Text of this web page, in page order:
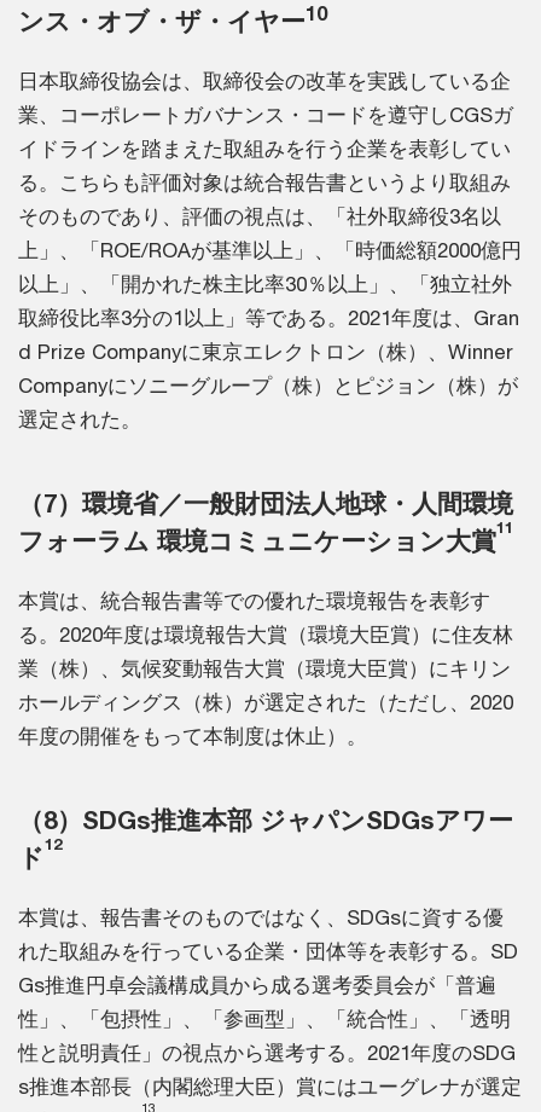
ンス・オブ・ザ・イヤー10
日本取締役協会は、取締役会の改革を実践している企
業、コーポレートガバナンス・コードを遵守しCGSガ
イドラインを踏まえた取組みを行う企業を表彰してい
る。こちらも評価対象は統合報告書というより取組み
そのものであり、評価の視点は、「社外取締役3名以
上」、「ROE/ROAが基準以上」、「時価総額2000億円
以上」、「開かれた株主比率30％以上」、「独立社外
取締役比率3分の1以上」等である。2021年度は、Gran
d Prize Companyに東京エレクトロン（株）、Winner
Companyにソニーグループ（株）とピジョン（株）が
選定された。
（7）環境省／一般財団法人地球・人間環境
フォーラム 環境コミュニケーション大賞11
本賞は、統合報告書等での優れた環境報告を表彰す
る。2020年度は環境報告大賞（環境大臣賞）に住友林
業（株）、気候変動報告大賞（環境大臣賞）にキリン
ホールディングス（株）が選定された（ただし、2020
年度の開催をもって本制度は休止）。
（8）SDGs推進本部 ジャパンSDGsアワー
ド12
本賞は、報告書そのものではなく、SDGsに資する優
れた取組みを行っている企業・団体等を表彰する。SD
Gs推進円卓会議構成員から成る選考委員会が「普遍
性」、「包摂性」、「参画型」、「統合性」、「透明
性と説明責任」の視点から選考する。2021年度のSDG
s推進本部長（内閣総理大臣）賞にはユーグレナが選定
13